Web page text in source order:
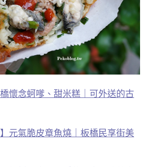
橋懷念蚵嗲、甜米糕｜可外送的古
】元氣脆皮章魚燒｜板橋民享街美